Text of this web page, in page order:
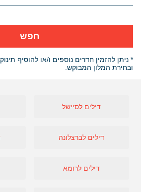
חפש
* ניתן להזמין חדרים נוספים ו/או להוסיף
ובחירת המלון המבוקש.
דילים לסיישל
דילים לברצלונה
דילים לרומא